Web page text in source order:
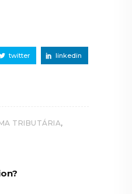
twitter linkedin
TRIBUTÁRIA,